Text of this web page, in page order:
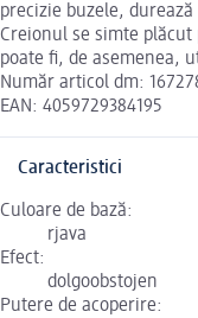
precizie buzele,
Creionul se simte plăcut
poate fi, de asemenea,
Număr articol dm:
EAN: 4059729384195
Caracteristici
Culoare de bază:
rjava
Efect:
dolgoobstojen
Putere de acoperire: